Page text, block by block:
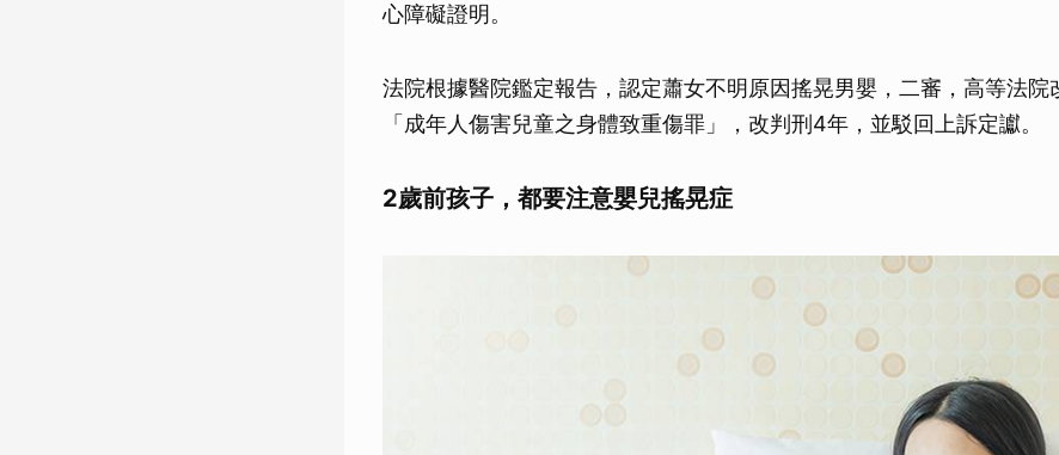
心障礙證明。
法院根據醫院鑑定報告，認定蕭女不明原因搖晃男嬰，二審，高等法院
「成年人傷害兒童之身體致重傷罪」，改判刑4年，並駁回上訴定讞。
2歲前孩子，都要注意嬰兒搖晃症